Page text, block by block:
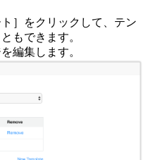
］をクリックして、テン
もできます。
編集します。